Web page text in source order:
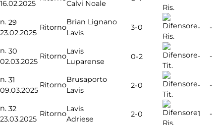
16.02.2025 Calvi Noale
Ris.
n. 29
23.02.2025
Ritorno
Brian Lignano
Lavis
3-0
Ris.
- -
n. 30
02.03.2025
Ritorno
Lavis
Luparense
0-2
Tit.
- -
n. 31
09.03.2025
Ritorno
Brusaporto
Lavis
2-0
Tit.
- -
n. 32
23.03.2025
Ritorno
Lavis
Adriese
2-0
Ris.
1 -